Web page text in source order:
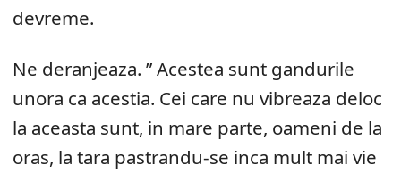
devreme.
Ne deranjeaza. ” Acestea sunt gandurile
unora ca acestia. Cei care nu vibreaza deloc
la aceasta sunt, in mare parte, oameni de la
oras, la tara pastrandu-se inca mult mai vie